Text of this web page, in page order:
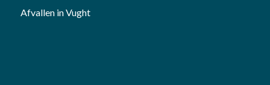
Afvallen in Vught